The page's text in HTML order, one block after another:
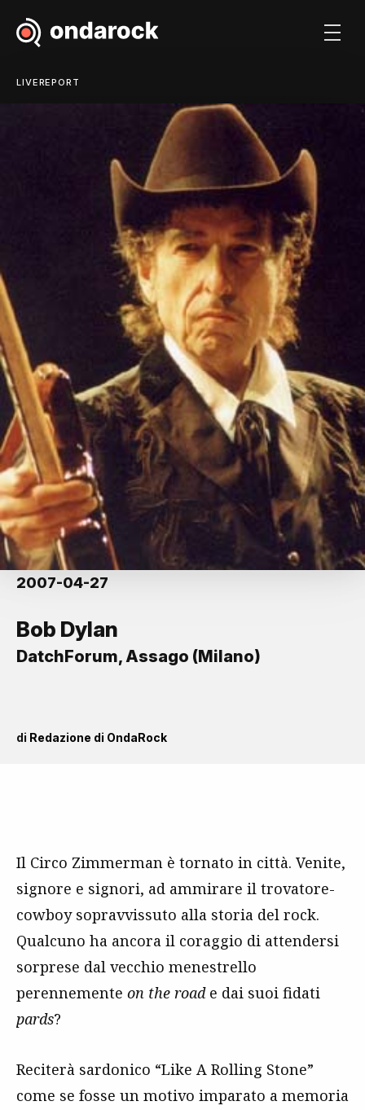
LIVEREPORT
2007-04-27
Bob Dylan
DatchForum, Assago (Milano)
di Redazione di OndaRock
Il Circo Zimmerman è tornato in città. Venite,
signore e signori, ad ammirare il trovatore-
cowboy sopravvissuto alla storia del rock.
Qualcuno ha ancora il coraggio di attendersi
sorprese dal vecchio menestrello
perennemente on the roade dai suoi fidati
pards?
Reciterà sardonico “Like A Rolling Stone”
come se fosse un motivo imparato a memoria